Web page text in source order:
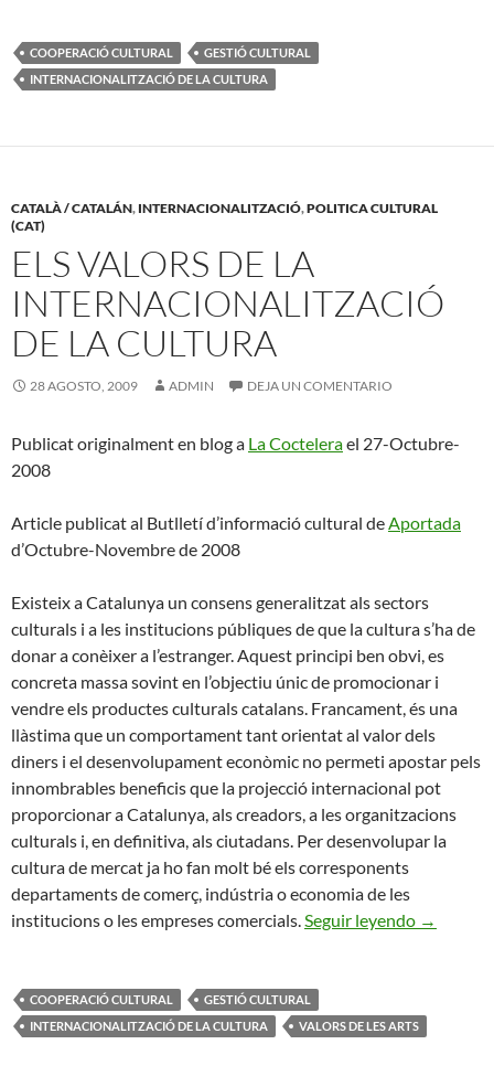
COOPERACIÓ CULTURAL
GESTIÓ CULTURAL
INTERNACIONALITZACIÓ DE LA CULTURA
CATALÀ / CATALÁN, INTERNACIONALITZACIÓ,POLITICA CULTURAL
(CAT)
ELS VALORS DE LA
INTERNACIONALITZACIÓ
DE LA CULTURA
28 AGOSTO, 2009 ADMIN DEJA UN COMENTARIO
Publicat originalment en blog a La Coctelerael 27-Octubre-
2008
Article publicat al Butlletí d’informació cultural deAportada
d’Octubre-Novembre de 2008
Existeix a Catalunya un consens generalitzat als sectors
culturals i a les institucions públiques de que la cultura s’ha de
donar a conèixer a l’estranger. Aquest principi ben obvi, es
concreta massa sovint en l’objectiu únic de promocionar i
vendre els productes culturals catalans. Francament, és una
llàstima que un comportament tant orientat al valor dels
diners i el desenvolupament econòmic no permeti apostar pels
innombrables beneficis que la projecció internacional pot
proporcionar a Catalunya, als creadors, a les organitzacions
culturals i, en definitiva, als ciutadans. Per desenvolupar la
cultura de mercat ja ho fan molt bé els corresponents
departaments de comerç, indústria o economia de les
institucions o les empreses comercials.Seguir leyendo Els
→
COOPERACIÓ CULTURAL
GESTIÓ CULTURAL
INTERNACIONALITZACIÓ DE LA CULTURA
VALORS DE LES ARTS